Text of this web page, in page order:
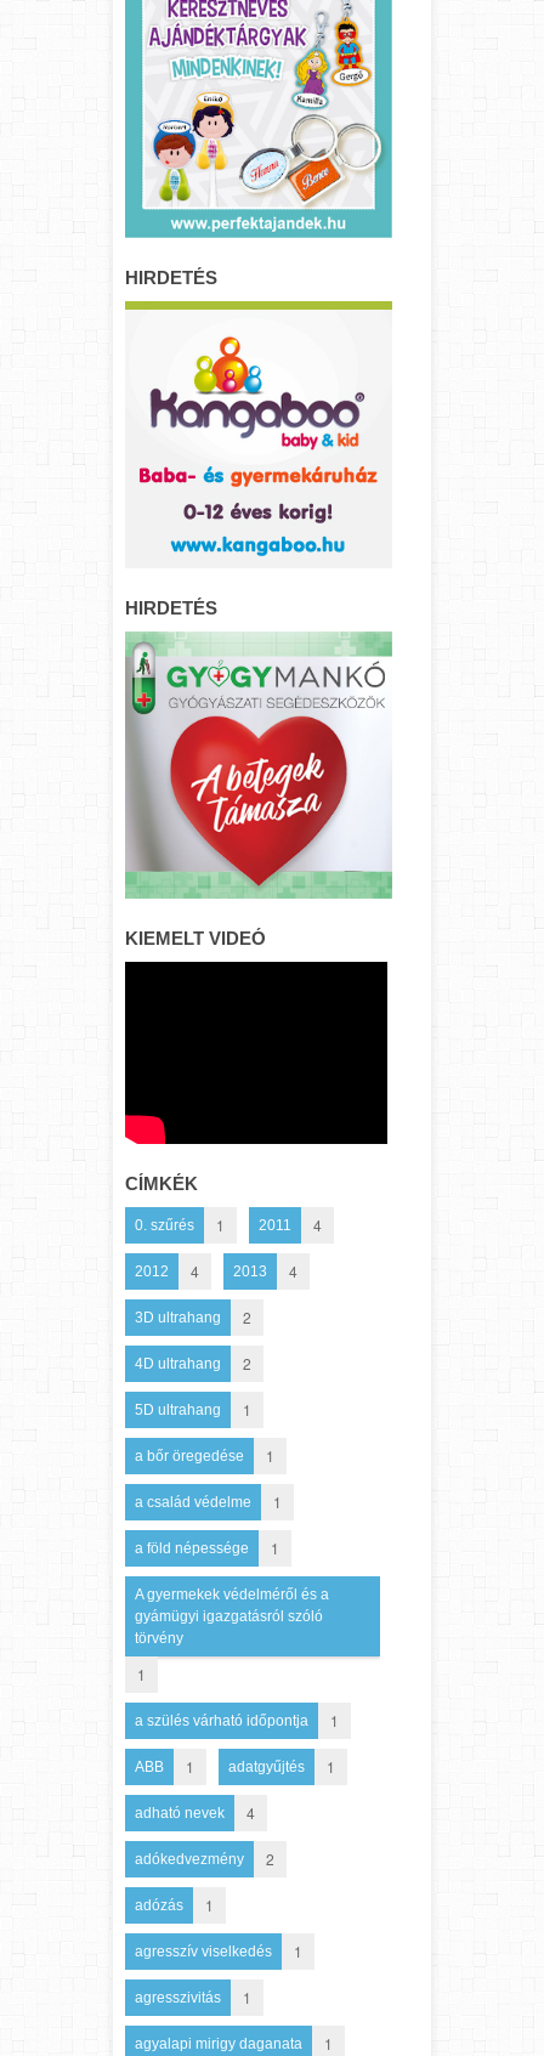
HIRDETÉS
HIRDETÉS
KIEMELT VIDEÓ
CÍMKÉK
0. szűrés 1 2011 4
2012 4 2013 4
3D ultrahang 2
4D ultrahang 2
5D ultrahang 1
a bőr öregedése 1
a család védelme 1
a föld népessége 1
A gyermekek védelméről és a
gyámügyi igazgatásról szóló
törvény
1
a szülés várható időpontja 1
ABB 1 adatgyűjtés 1
adható nevek 4
adókedvezmény 2
adózás 1
agresszív viselkedés 1
agresszivitás 1
agyalapi mirigy daganata 1